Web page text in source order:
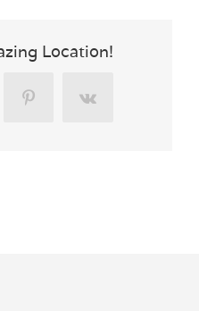
Location!
PinterestVk